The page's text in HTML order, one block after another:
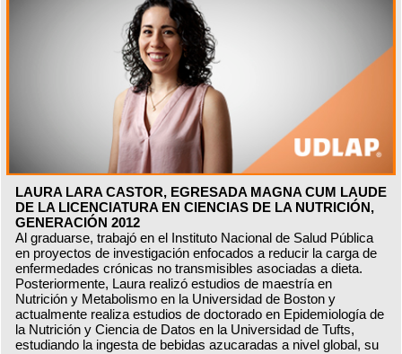
LAURA LARA CASTOR, EGRESADA MAGNA CUM LAUDE
DE LA LICENCIATURA EN CIENCIAS DE LA NUTRICIÓN,
GENERACIÓN 2012
Al graduarse, trabajó en el Instituto Nacional de Salud Pública
en proyectos de investigación enfocados a reducir la carga de
enfermedades crónicas no transmisibles asociadas a dieta.
Posteriormente, Laura realizó estudios de maestría en
Nutrición y Metabolismo en la Universidad de Boston y
actualmente realiza estudios de doctorado en Epidemiología de
la Nutrición y Ciencia de Datos en la Universidad de Tufts,
estudiando la ingesta de bebidas azucaradas a nivel global, su